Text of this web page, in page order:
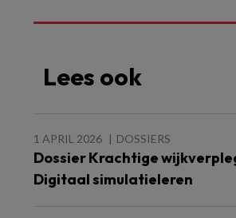
Lees ook
1 APRIL 2026 DOSSIERS
Dossier Krachtige
Digitaal simulatieleren